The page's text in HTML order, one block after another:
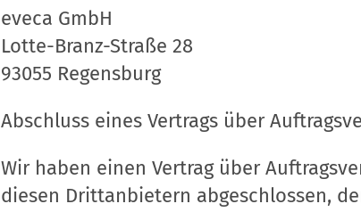
eveca GmbH
Lotte-Branz-Straße 28
93055 Regensburg
Abschluss eines Vertrags über
Wir haben einen Vertrag über
diesen Drittanbietern abgeschlossen,